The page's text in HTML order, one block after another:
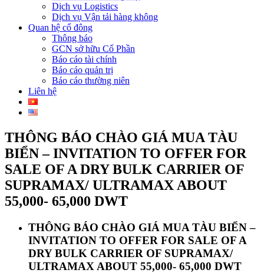
Dịch vụ Logistics
Dịch vụ Vận tải hàng không
Quan hệ cổ đông
Thông báo
GCN sở hữu Cổ Phần
Báo cáo tài chính
Báo cáo quản trị
Báo cáo thường niên
Liên hệ
THÔNG BÁO CHÀO GIÁ MUA TÀU
BIỂN – INVITATION TO OFFER FOR
SALE OF A DRY BULK CARRIER OF
SUPRAMAX/ ULTRAMAX ABOUT
55,000- 65,000 DWT
THÔNG BÁO CHÀO GIÁ MUA TÀU BIỂN –
INVITATION TO OFFER FOR SALE OF A
DRY BULK CARRIER OF SUPRAMAX/
ULTRAMAX ABOUT 55,000- 65,000 DWT